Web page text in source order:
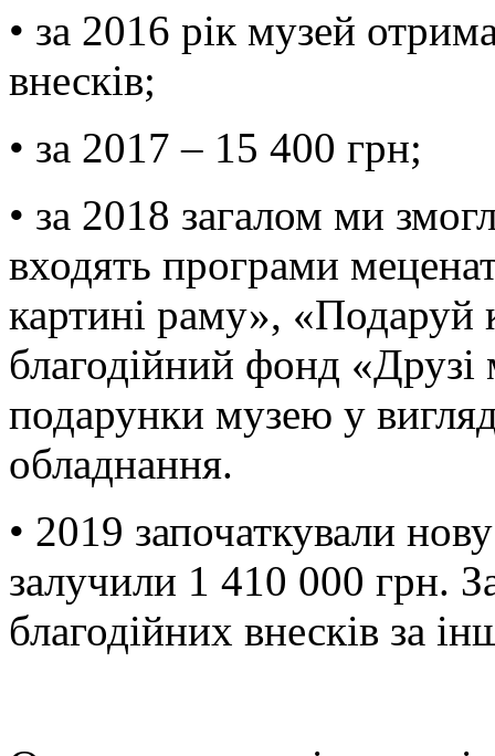
• за 2016 рік музей
внесків;
• за 2017 – 15 400 грн;
• за 2018 загалом ми
входять програми
картині раму», «Подаруй
благодійний фонд
подарунки музею у
обладнання.
• 2019 започаткували
залучили 1 410 000 грн.
благодійних внесків за